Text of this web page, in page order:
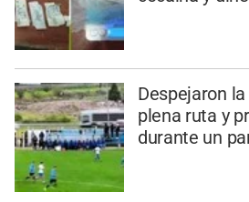
Despejaron
plena ruta y
durante un